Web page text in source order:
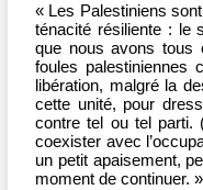
« Les Palestiniens
ténacité résiliente : le
que nous avons tous
foules palestiniennes
libération, malgré la
cette unité, pour
contre tel ou tel parti.
coexister avec
un petit apaisement,
moment de continuer. »